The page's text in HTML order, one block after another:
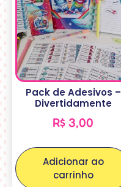
Pack de Adesivos –
Divertidamente
R$ 3,00
Adicionar ao
carrinho